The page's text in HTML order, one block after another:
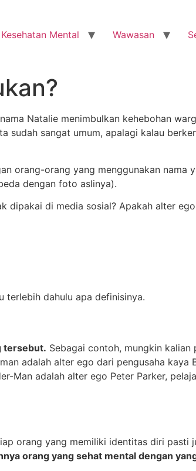
Kesehatan Mental Wawasan
Natalie menimbulkan kehebohan
sudah sangat umum, apalagi kalau
orang-orang yang menggunakan nama
dengan foto aslinya).
dipakai di media sosial? Apakah alter
terlebih dahulu apa definisinya.
tersebut. Sebagai contoh, mungkin kalian
adalah alter ego dari pengusaha kaya
Man adalah alter ego Peter Parker,
orang yang memiliki identitas diri pasti
orang yang sehat mental dengan